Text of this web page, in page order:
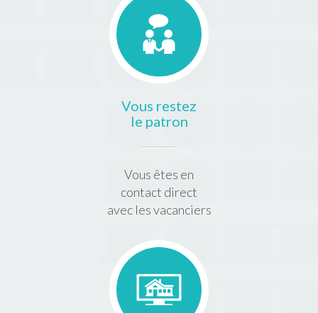
Vous restez
le patron
Vous êtes en
contact direct
avec les vacanciers